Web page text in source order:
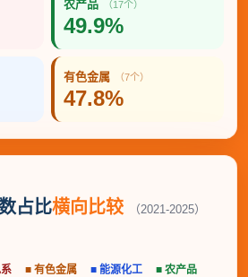
农产品 （17个）
49.9%
有色金属 （7个）
47.8%
占比横向比较 （2021-2025）
■ 有色金属 ■ 能源化工 ■ 农产品